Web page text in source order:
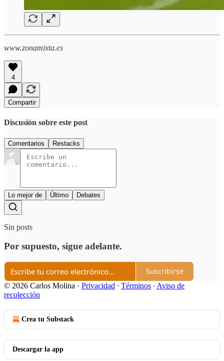
www.zonamixta.es
4
Compartir
Discusión sobre este post
Comentarios Restacks
Lo mejor de Último Debates
Sin posts
Por supuesto, sigue adelante.
Suscribirse
© 2026 Carlos Molina · Privacidad ∙ Términos ∙ Aviso de
recolección
Crea tu Substack
Descargar la app